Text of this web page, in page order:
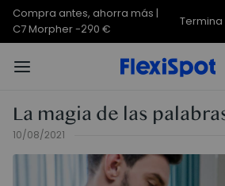
Compra antes, ahorra más | E7
Plus -200 €
Termina
La magia de las
10/08/2021